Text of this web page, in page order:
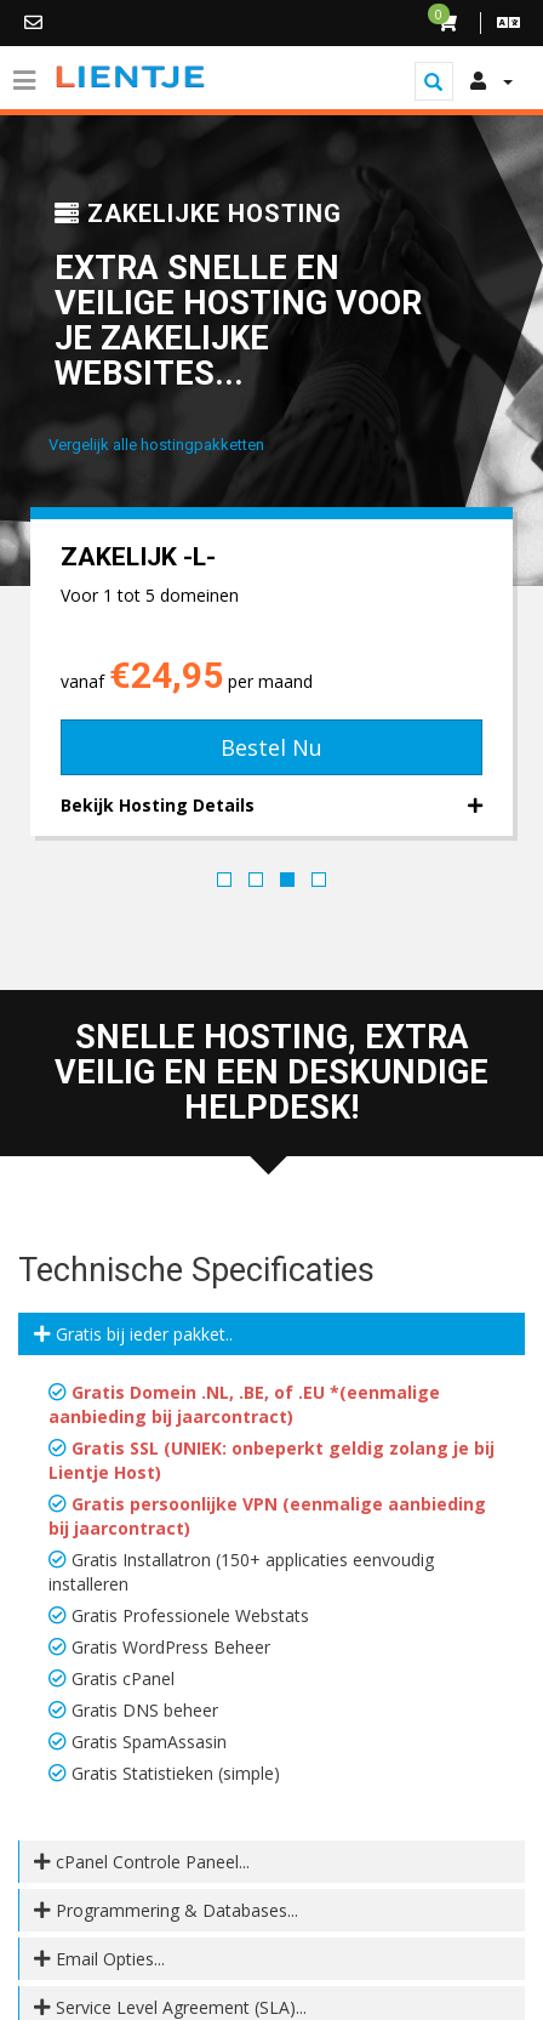
0
ZAKELIJKE HOSTING
EXTRA SNELLE EN
VEILIGE HOSTING VOOR
JE ZAKELIJKE
WEBSITES...
Vergelijk alle hostingpakketten
ZAKELIJK -L-
Voor 1 tot 5 domeinen
vanaf €24,95 per maand
Bestel Nu
Bekijk Hosting Details
SNELLE HOSTING, EXTRA
VEILIG EN EEN DESKUNDIGE
HELPDESK!
Technische Specificaties
Gratis bij ieder pakket..
Gratis Domein .NL, .BE, of .EU *(eenmalige
aanbieding bij jaarcontract)
Gratis SSL (UNIEK: onbeperkt geldig zolang je bij
Lientje Host)
Gratis persoonlijke VPN (eenmalige aanbieding
bij jaarcontract)
Gratis Installatron (150+ applicaties eenvoudig
installeren
Gratis Professionele Webstats
Gratis WordPress Beheer
Gratis cPanel
Gratis DNS beheer
Gratis SpamAssasin
Gratis Statistieken (simple)
cPanel Controle Paneel...
Programmering & Databases...
Email Opties...
Service Level Agreement (SLA)...